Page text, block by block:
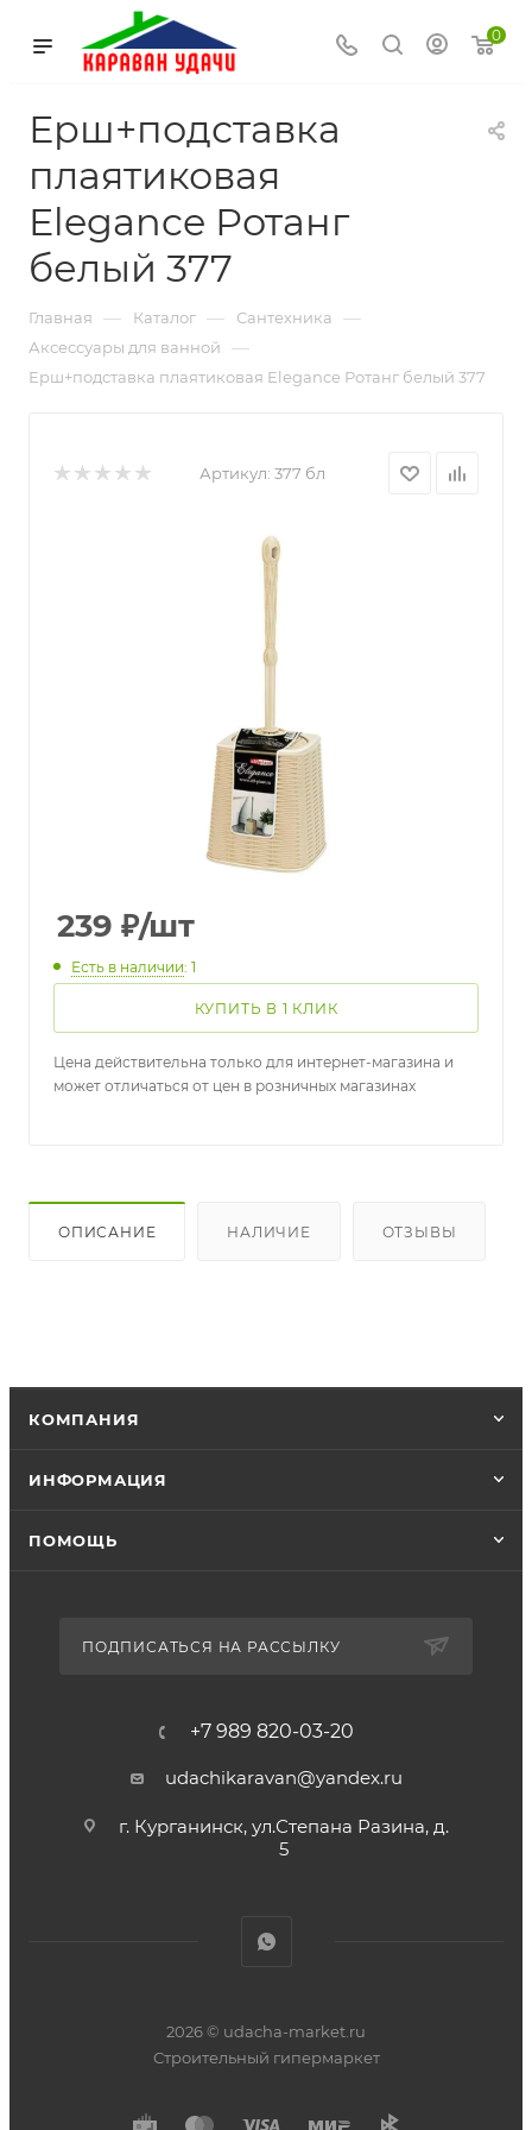
0
Ерш+подставка
плаятиковая
Elegance Ротанг
белый 377
Главная — Каталог — Сантехника —
Аксессуары для ванной —
Ерш+подставка плаятиковая Elegance Ротанг белый 377
Артикул: 377 бл
239 ₽/шт
Есть в наличии: 1
КУПИТЬ В 1 КЛИК
Цена действительна только для интернет-магазина и
может отличаться от цен в розничных магазинах
ОПИСАНИЕ НАЛИЧИЕ ОТЗЫВЫ
КОМПАНИЯ
ИНФОРМАЦИЯ
ПОМОЩЬ
ПОДПИСАТЬСЯ НА РАССЫЛКУ
+7 989 820-03-20
udachikaravan@yandex.ru
г. Курганинск, ул.Степана Разина, д.
5
2026 © udacha-market.ru
Строительный гипермаркет